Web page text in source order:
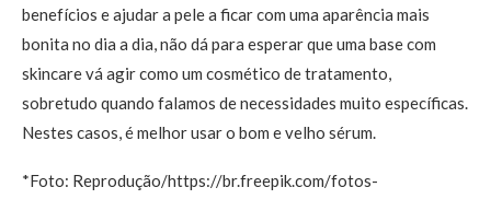
benefícios e ajudar a pele a ficar com uma aparência mais
bonita no dia a dia, não dá para esperar que uma base com
skincare vá agir como um cosmético de tratamento,
sobretudo quando falamos de necessidades muito específicas.
Nestes casos, é melhor usar o bom e velho sérum.
*Foto: Reprodução/https://br.freepik.com/fotos-